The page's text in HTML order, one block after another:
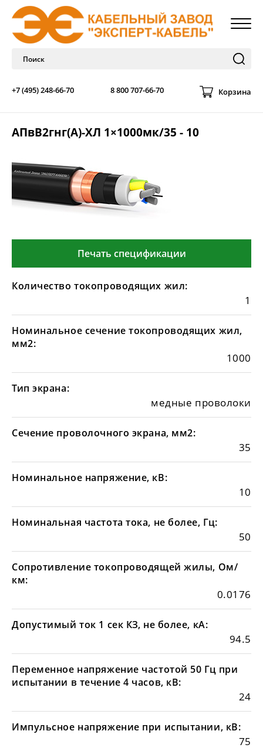
+7 (495) 248-66-70 8 800 707-66-70 Корзина
АПвВ2гнг(А)-ХЛ 1×1000мк/35 - 10
Печать спецификации
Количество токопроводящих жил:
1
Номинальное сечение токопроводящих жил,
мм2:
1000
Тип экрана:
медные проволоки
Сечение проволочного экрана, мм2:
35
Номинальное напряжение, кВ:
10
Номинальная частота тока, не более, Гц:
50
Сопротивление токопроводящей жилы, Ом/
км:
0.0176
Допустимый ток 1 сек КЗ, не более, кА:
94.5
Переменное напряжение частотой 50 Гц при
испытании в течение 4 часов, кВ:
24
Импульсное напряжение при испытании, кВ:
75